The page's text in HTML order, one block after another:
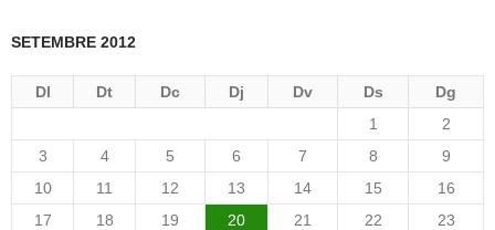
SETEMBRE 2012
Dl Dt Dc Dj Dv Ds
Dg
1
2
3
4 5 6 7 8
9
10
11 12 13 14 15
16
17
18 19 20 21 22
23